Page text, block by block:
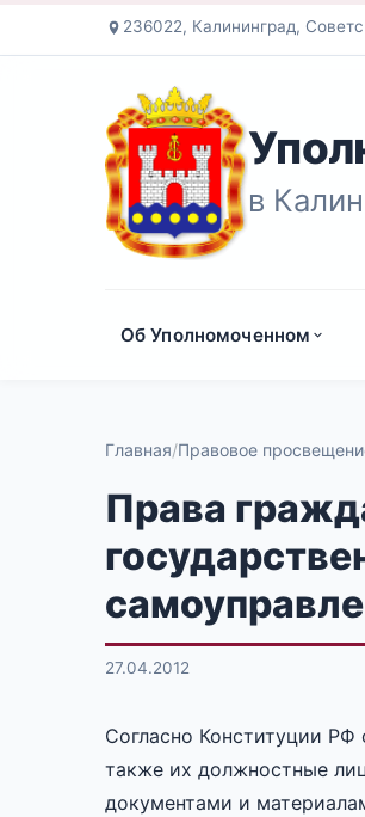
236022, Калининград,
в
Об Уполномоченном
Главная Правовое
Права
27.04.2012
Согласно Конституции РФ
также их должностные
документами и